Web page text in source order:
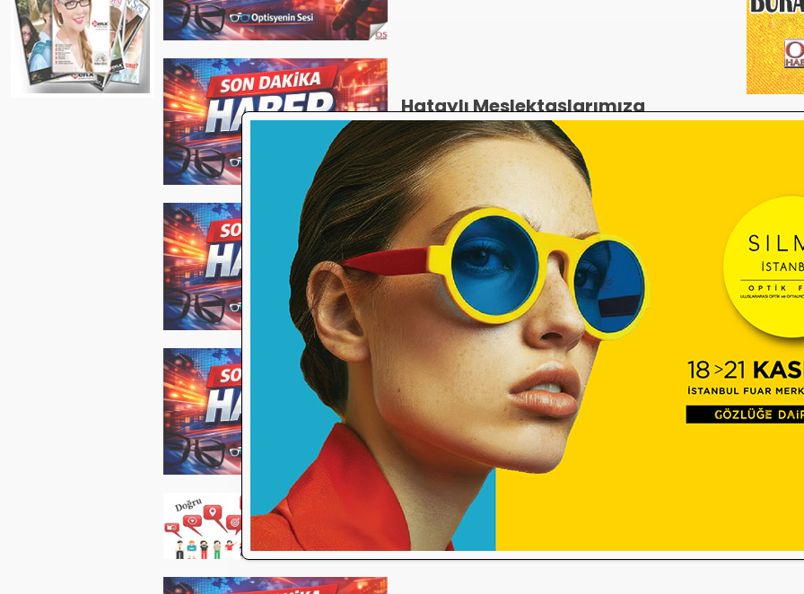
Hataylı Meslektaşlarımıza
geçmiş olsun
SUT’ ta 7 yıldır artış yok!
Ankara ATO adayları